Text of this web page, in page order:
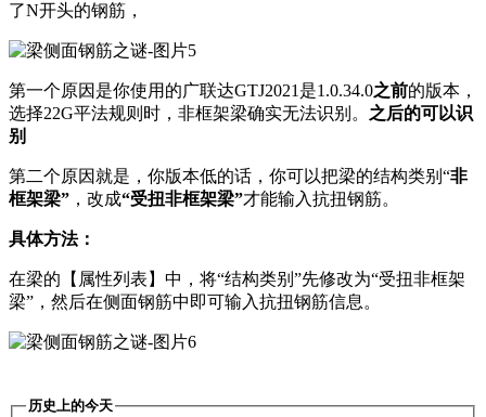
了N开头的钢筋，
第一个原因是你使用的广联达GTJ2021是1.0.34.0之前的版本，
选择22G平法规则时，非框架梁确实无法识别。 之后的可以识
别
第二个原因就是，你版本低的话，你可以把梁的结构类别“非
框架梁” ，改成“受扭非框架梁”才能输入抗扭钢筋。
具体方法：
在梁的【属性列表】中，将“结构类别”先修改为“受扭非框架
梁”，然后在侧面钢筋中即可输入抗扭钢筋信息。
历史上的今天